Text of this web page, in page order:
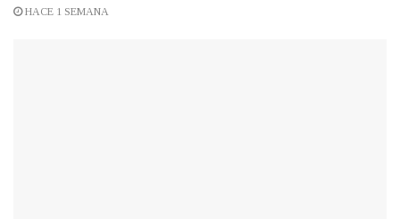
HACE 1 SEMANA